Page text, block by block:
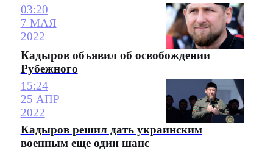
03:20
7 МАЯ
2022
Кадыров объявил об освобождении
Рубежного
15:24
25 АПР
2022
Кадыров решил дать украинским
военным еще один шанс